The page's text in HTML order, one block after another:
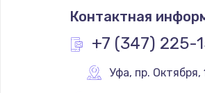
1200 руб.
Заказать
Замена реле
Контактная
+7 (347) 225-
Уфа, пр. Октября,